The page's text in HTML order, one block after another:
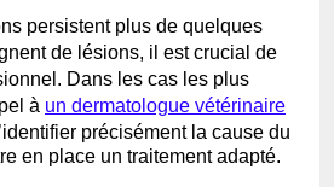
persistent plus de quelques
de lésions, il est crucial de
Dans les cas les plus
à un dermatologue vétérinaire
précisément la cause du
en place un traitement adapté.